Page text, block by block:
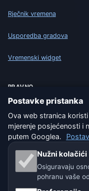
Rječnik vremena
Usporedba gradova
Vremenski widget
PRAVNO
Zaštita privatnosti
Kolačići
Uvjeti korištenja
Isključenje odgovornosti
Pomažemo životinjama
Postavke pristanka
Ova web stranica
mjerenje posjećenosti i
putem Googlea.
Nužni kolačići
Osiguravaju
pohranu vaše